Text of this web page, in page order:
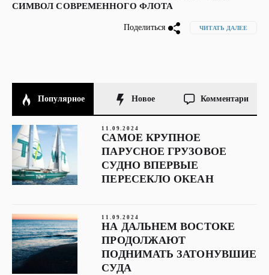
СИМВОЛ СОВРЕМЕННОГО ФЛОТА
Поделиться ЧИТАТЬ ДАЛЕЕ
Популярное Новое Комментари
11.09.2024
САМОЕ КРУПНОЕ
ПАРУСНОЕ ГРУЗОВОЕ
СУДНО ВПЕРВЫЕ
ПЕРЕСЕКЛО ОКЕАН
11.09.2024
НА ДАЛЬНЕМ ВОСТОКЕ
ПРОДОЛЖАЮТ
ПОДНИМАТЬ ЗАТОНУВШИЕ
СУДА